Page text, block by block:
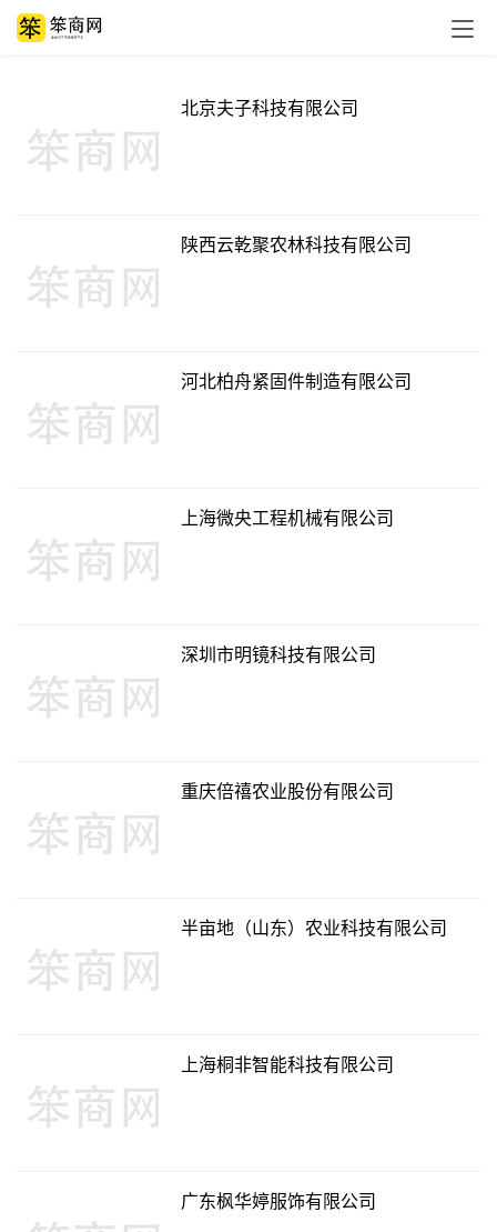
北京夫子科技有限公司
陕西云乾聚农林科技有限公司
河北柏舟紧固件制造有限公司
上海微央工程机械有限公司
深圳市明镜科技有限公司
重庆倍禧农业股份有限公司
半亩地（山东）农业科技有限公司
上海桐非智能科技有限公司
广东枫华婷服饰有限公司